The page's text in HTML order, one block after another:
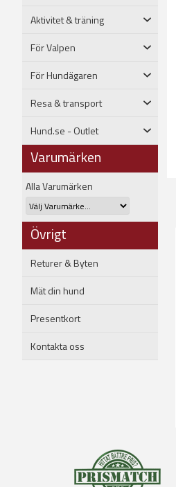
Aktivitet & träning
För Valpen
För Hundägaren
Resa & transport
Hund.se - Outlet
Varumärken
Alla Varumärken
Övrigt
Returer & Byten
Mät din hund
Presentkort
Kontakta oss